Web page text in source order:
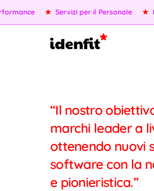
★ Servizi per il Personale ★
“Il nostro
marchi leader a
ottenendo nuovi
software con la
e pionieristica.”